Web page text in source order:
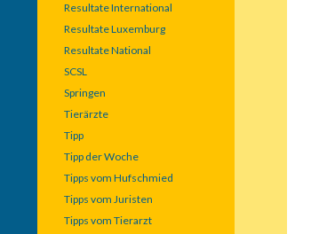
Resultate International
Resultate Luxemburg
Resultate National
SCSL
Springen
Tierärzte
Tipp
Tipp der Woche
Tipps vom Hufschmied
Tipps vom Juristen
Tipps vom Tierarzt